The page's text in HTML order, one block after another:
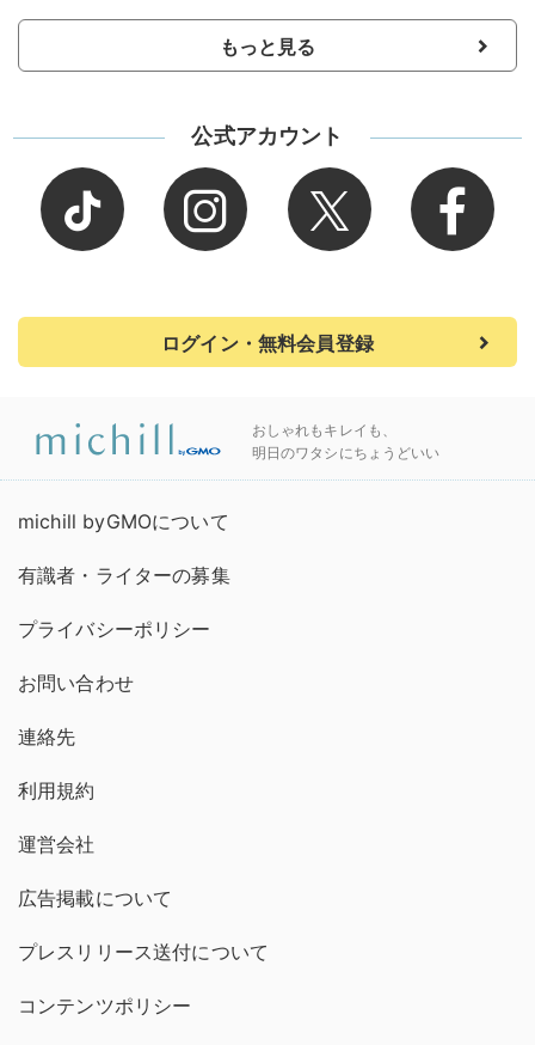
もっと見る
公式アカウント
ログイン・無料会員登録
おしゃれもキレイも、
明日のワタシにちょうどいい
michill byGMOについて
有識者・ライターの募集
プライバシーポリシー
お問い合わせ
連絡先
利用規約
運営会社
広告掲載について
プレスリリース送付について
コンテンツポリシー